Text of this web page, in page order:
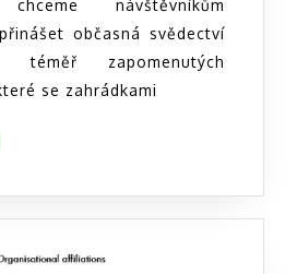
Svatopluk
Procházka
návštěvníkům
občasná svědectví
téměř zapomenutých
se zahrádkami